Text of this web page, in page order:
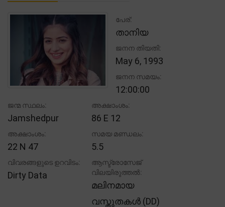
പേര്:
താനിയ
ജനന തിയതി:
May 6, 1993
ജനന സമയം:
12:00:00
ജന്മ സ്ഥലം:
Jamshedpur
അക്ഷാംശം:
86 E 12
അക്ഷാംശം:
22 N 47
സമയ മണ്ഡലം:
5.5
വിവരങ്ങളുടെ ഉറവിടം:
Dirty Data
ആസ്ട്രോസേജ്
വിലയിരുത്തൽ:
മലിനമായ
വസ്തുതകൾ (DD)